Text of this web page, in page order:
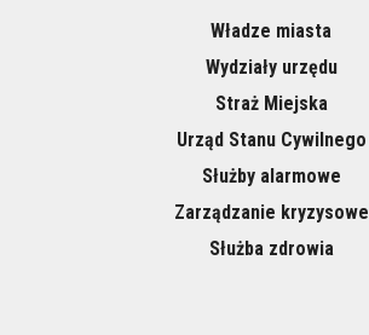
Władze miasta
Wydziały urzędu
Straż Miejska
Urząd Stanu Cywilnego
Służby alarmowe
Zarządzanie kryzysowe
Służba zdrowia